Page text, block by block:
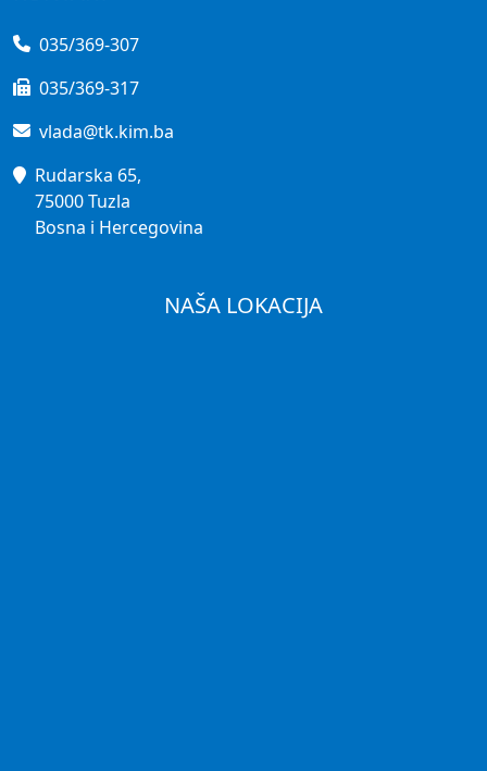
035/369-307
035/369-317
vlada@tk.kim.ba
Rudarska 65,
75000 Tuzla
Bosna i Hercegovina
NAŠA LOKACIJA